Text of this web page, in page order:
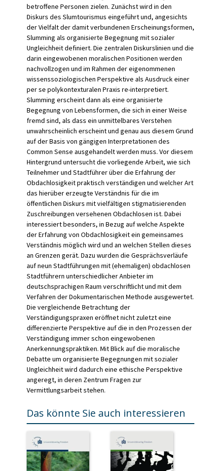
betroffene Personen zielen. Zunächst wird in den
Diskurs des Slumtourismus eingeführt und, angesichts
der Vielfalt der damit verbundenen Erscheinungsformen,
Slumming als organisierte Begegnung mit sozialer
Ungleichheit definiert. Die zentralen Diskurslinien und die
darin eingewobenen moralischen Positionen werden
nachvollzogen und im Rahmen der eigenommenen
wissenssoziologischen Perspektive als Ausdruck einer
per se polykontexturalen Praxis re-interpretiert.
Slumming erscheint dann als eine organisierte
Begegnung von Lebensformen, die sich in einer Weise
fremd sind, als dass ein unmittelbares Verstehen
unwahrscheinlich erscheint und genau aus diesem Grund
auf der Basis von gängigen Interpretationen des
Common Sense ausgehandelt werden muss. Vor diesem
Hintergrund untersucht die vorliegende Arbeit, wie sich
Teilnehmer und Stadtführer über die Erfahrung der
Obdachlosigkeit praktisch verständigen und welcher Art
das hierüber erzeugte Verständnis für die im
öffentlichen Diskurs mit vielfältigen stigmatisierenden
Zuschreibungen versehenen Obdachlosen ist. Dabei
interessiert besonders, in Bezug auf welche Aspekte
der Erfahrung von Obdachlosigkeit ein gemeinsames
Verständnis möglich wird und an welchen Stellen dieses
an Grenzen gerät. Dazu wurden die Gesprächsverläufe
auf neun Stadtführungen mit (ehemaligen) obdachlosen
Stadtführern unterschiedlicher Anbieter im
deutschsprachigen Raum verschriftlicht und mit dem
Verfahren der Dokumentarischen Methode ausgewertet.
Die vergleichende Betrachtung der
Verständigungspraxen eröffnet nicht zuletzt eine
differenzierte Perspektive auf die in den Prozessen der
Verständigung immer schon eingewobenen
Anerkennungspraktiken. Mit Blick auf die moralische
Debatte um organisierte Begegnungen mit sozialer
Ungleichheit wird dadurch eine ethische Perspektive
angeregt, in deren Zentrum Fragen zur
Vermittlungsarbeit stehen.
Das könnte Sie auch interessieren